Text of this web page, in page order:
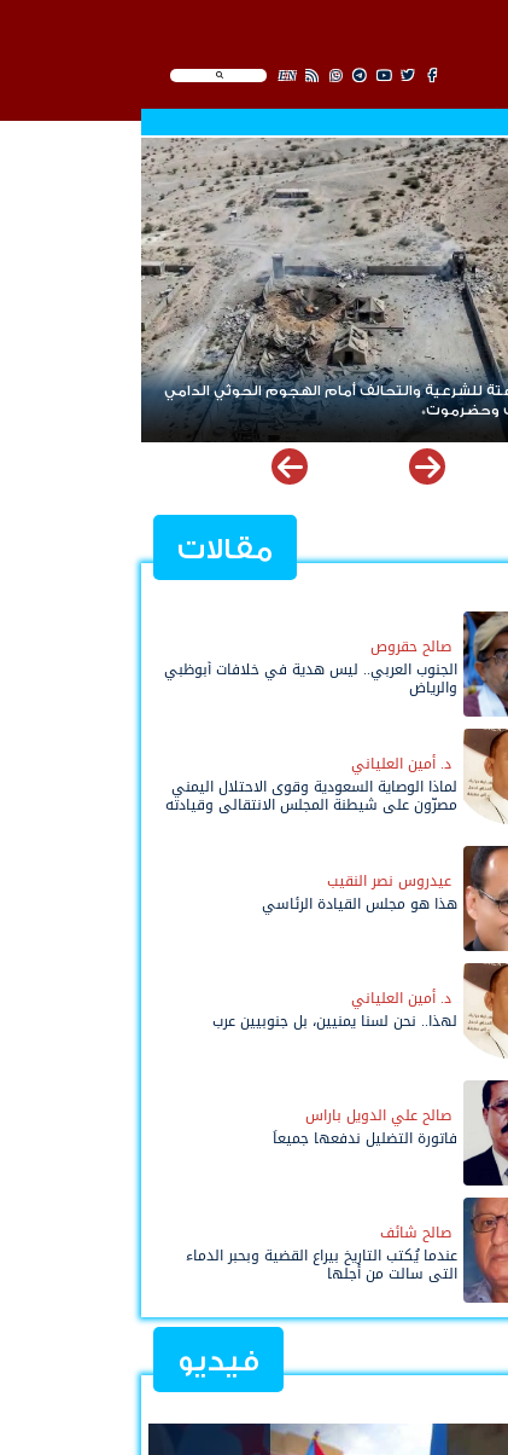
EN
للشرعية والتحالف أمام الهجوم الحوثي الدامي
وحضرموت*
مقالات
صالح حقروص
الجنوب العربي.. ليس هدية في خلافات أبوظبي
والرياض
د. أمين العلياني
لماذا الوصاية السعودية وقوى الاحتلال اليمني
مصرّون على شيطنة المجلس الانتقالي وقيادته
المفوضة وحواضنه الشعبية؟
عيدروس نصر النقيب
هذا هو مجلس القيادة الرئاسي
د. أمين العلياني
لهذا.. نحن لسنا يمنيين، بل جنوبيين عرب
صالح علي الدويل باراس
فاتورة التضليل ندفعها جميعاً
صالح شائف
عندما يُكتب التاريخ بيراع القضية وبحبر الدماء
التي سالت من أجلها
فيديو